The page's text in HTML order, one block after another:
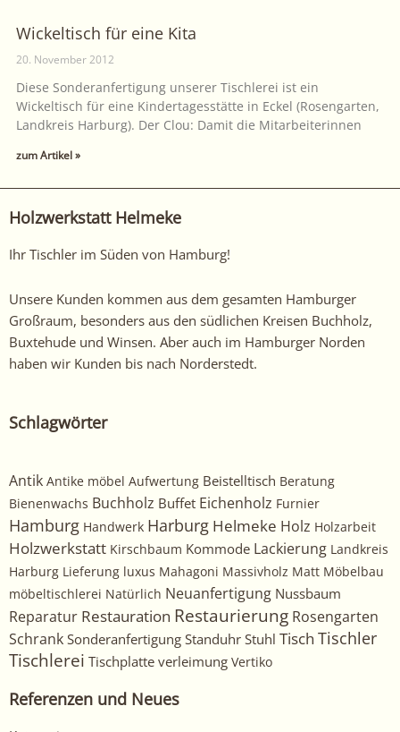
Wickeltisch für eine Kita
20. November 2012
Diese Sonderanfertigung unserer Tischlerei ist ein
Wickeltisch für eine Kindertagesstätte in Eckel (Rosengarten,
Landkreis Harburg). Der Clou: Damit die Mitarbeiterinnen
zum Artikel »
Holzwerkstatt Helmeke
Ihr Tischler im Süden von Hamburg!
Unsere Kunden kommen aus dem gesamten Hamburger
Großraum, besonders aus den südlichen Kreisen Buchholz,
Buxtehude und Winsen. Aber auch im Hamburger Norden
haben wir Kunden bis nach Norderstedt.
Schlagwörter
Antik Antike möbel Aufwertung Beistelltisch Beratung
Bienenwachs Buchholz Buffet Eichenholz Furnier
Hamburg Handwerk Harburg Helmeke Holz Holzarbeit
Holzwerkstatt Kirschbaum Kommode Lackierung Landkreis
Harburg Lieferung luxus Mahagoni Massivholz Matt Möbelbau
möbeltischlerei Natürlich Neuanfertigung Nussbaum
Reparatur Restauration Restaurierung Rosengarten
Schrank Sonderanfertigung Standuhr Stuhl Tisch Tischler
Tischlerei Tischplatte verleimung Vertiko
Referenzen und Neues